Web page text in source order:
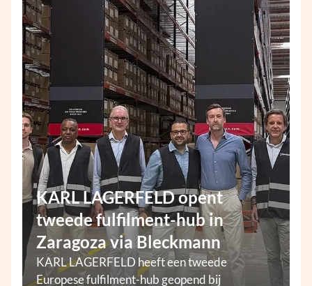
KARL LAGERFELD opent
tweede fulfilment-hub in
Zaragoza via Bleckmann
KARL LAGERFELD heeft een tweede
Europese fulfilment-hub geopend bij